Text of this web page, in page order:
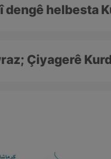
dengê helbesta
Çiyagerê